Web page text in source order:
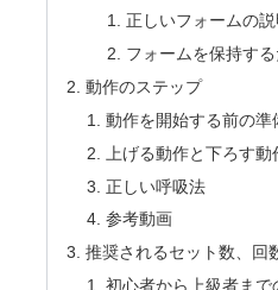
正しいフォームの説
フォームを保持す
動作のステップ
動作を開始する前の準
上げる動作と下ろす動
正しい呼吸法
参考動画
推奨されるセット数、回
初心者から上級者ま